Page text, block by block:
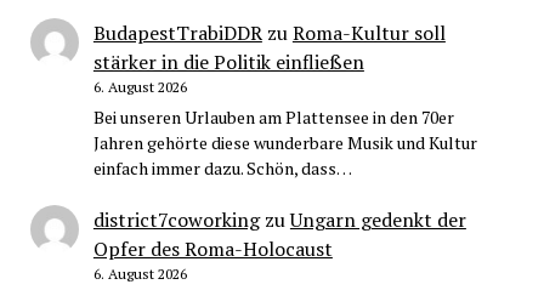
BudapestTrabiDDRzuRoma-Kultur soll
stärker in die Politik einfließen
6. August 2026
Bei unseren Urlauben am Plattensee in den 70er
Jahren gehörte diese wunderbare Musik und Kultur
einfach immer dazu. Schön, dass…
district7coworkingzuUngarn gedenkt der
Opfer des Roma-Holocaust
6. August 2026